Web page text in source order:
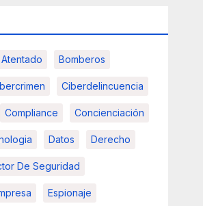
Atentado Bomberos
Ciberdelincuencia
Compliance Concienciación
Datos Derecho
De Seguridad
Espionaje